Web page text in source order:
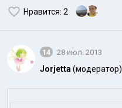
Нравится: 2
14 28 июл. 2013
Jorjetta (модератор)